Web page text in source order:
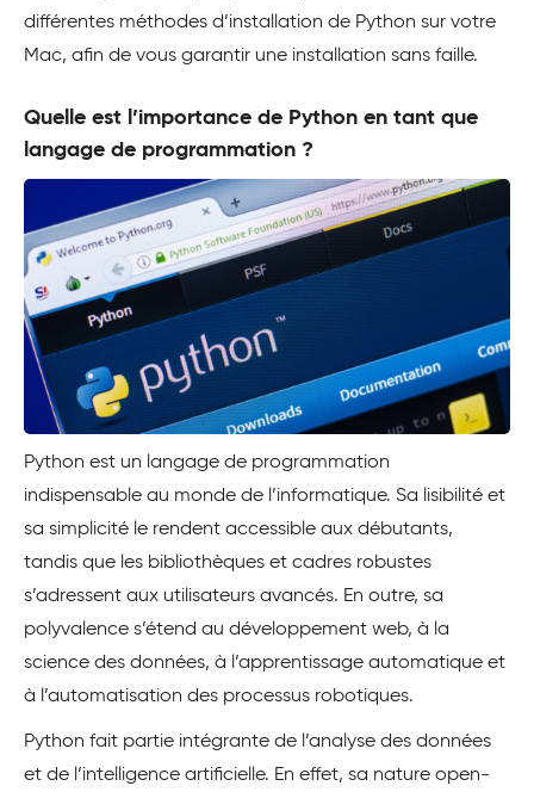
différentes méthodes d’installation de Python sur votre
Mac, afin de vous garantir une installation sans faille.
Quelle est l’importance de Python en tant que
langage de programmation ?
Python est un langage de programmation
indispensable au monde de l’informatique. Sa lisibilité et
sa simplicité le rendent accessible aux débutants,
tandis que les bibliothèques et cadres robustes
s’adressent aux utilisateurs avancés. En outre, sa
polyvalence s’étend au développement web, à la
science des données, à l’apprentissage automatique et
à l’automatisation des processus robotiques.
Python fait partie intégrante de l’analyse des données
et de l’intelligence artificielle. En effet, sa nature open-